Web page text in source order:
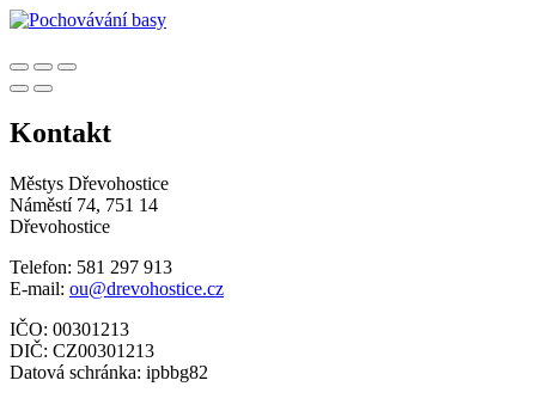
Kontakt
Městys Dřevohostice
Náměstí 74, 751 14
Dřevohostice
Telefon: 581 297 913
E-mail: ou@drevohostice.cz
IČO: 00301213
DIČ: CZ00301213
Datová schránka: ipbbg82